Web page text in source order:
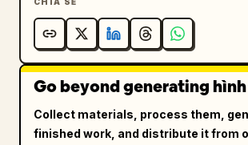
Go beyond generating
Collect materials, process them,
finished work, and distribute it from